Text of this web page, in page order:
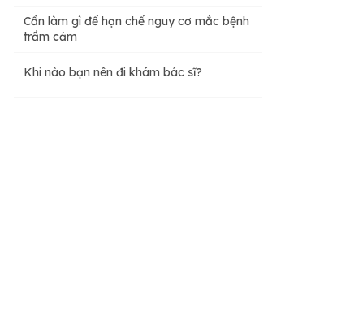
Cần làm gì để hạn chế nguy cơ mắc bệnh
trầm cảm
Khi nào bạn nên đi khám bác sĩ?